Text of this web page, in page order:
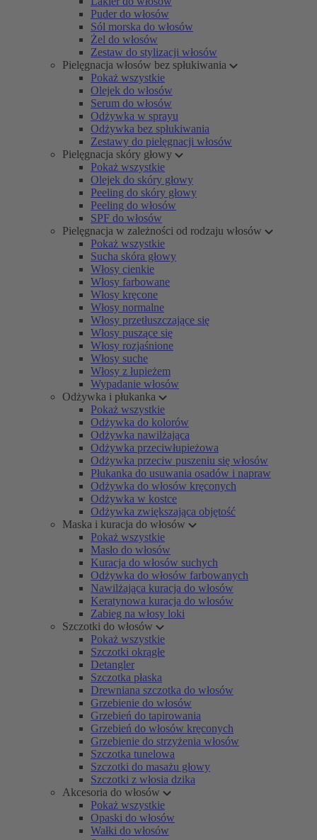
Puder do włosów
Sól morska do włosów
Żel do włosów
Zestaw do stylizacji włosów
Pielęgnacja włosów bez spłukiwania
Pokaż wszystkie
Olejek do włosów
Serum do włosów
Odżywka w sprayu
Odżywka bez spłukiwania
Zestawy do pielęgnacji włosów
Pielęgnacja skóry głowy
Pokaż wszystkie
Olejek do skóry głowy
Peeling do skóry głowy
Peeling do włosów
SPF do włosów
Pielęgnacja w zależności od rodzaju włosów
Pokaż wszystkie
Sucha skóra głowy
Włosy cienkie
Włosy farbowane
Włosy kręcone
Włosy normalne
Włosy przetłuszczające się
Włosy puszące się
Włosy rozjaśnione
Włosy suche
Włosy z łupieżem
Wypadanie włosów
Odżywka i płukanka
Pokaż wszystkie
Odżywka do kolorów
Odżywka nawilżająca
Odżywka przeciwłupieżowa
Odżywka przeciw puszeniu się włosów
Płukanka do usuwania osadów i napraw
Odżywka do włosów kręconych
Odżywka w kostce
Odżywka zwiększająca objętość
Maska i kuracja do włosów
Pokaż wszystkie
Masło do włosów
Kuracja do włosów suchych
Odżywka do włosów farbowanych
Nawilżająca kuracja do włosów
Keratynowa kuracja do włosów
Zabieg na włosy loki
Szczotki do włosów
Pokaż wszystkie
Szczotki okrągłe
Detangler
Szczotka płaska
Drewniana szczotka do włosów
Grzebienie do włosów
Grzebień do tapirowania
Grzebień do włosów kręconych
Grzebienie do strzyżenia włosów
Szczotka tunelowa
Szczotki do masażu głowy
Szczotki z włosia dzika
Akcesoria do włosów
Pokaż wszystkie
Opaski do włosów
Wałki do włosów